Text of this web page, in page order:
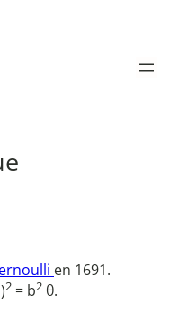
en 1691.
2 = b2 θ.